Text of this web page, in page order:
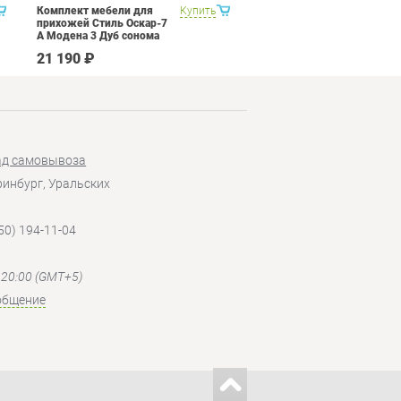
Купить
Комплект мебели для
прихожей Стиль Оскар-7
А Модена 3 Дуб сонома
21 190 ₽
самовывоза
Уральских
194-11-04
(GMT+5)